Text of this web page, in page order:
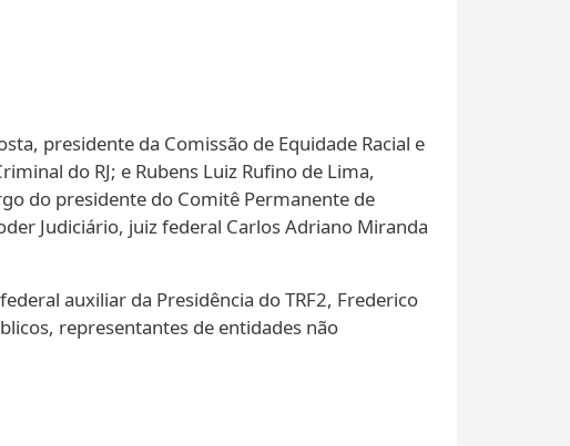
presidente da Comissão de Equidade Racial e
do RJ; e Rubens Luiz Rufino de Lima,
do presidente do Comitê Permanente de
Judiciário, juiz federal Carlos Adriano Miranda
auxiliar da Presidência do TRF2, Frederico
representantes de entidades não